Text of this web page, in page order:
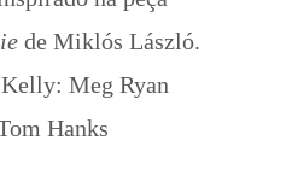
de Miklós László.
Meg Ryan
Hanks